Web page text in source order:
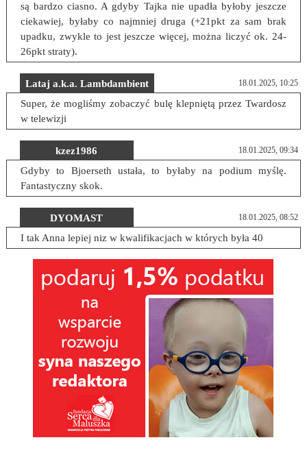
są bardzo ciasno. A gdyby Tajka nie upadła byłoby jeszcze
ciekawiej, byłaby co najmniej druga (+21pkt za sam brak
upadku, zwykle to jest jeszcze więcej, można liczyć ok. 24-
26pkt straty).
Lataj a.k.a. Lambdambient 18.01.2025, 10:25
Super, że mogliśmy zobaczyć bulę klepniętą przez Twardosz
w telewizji
kzez1986 18.01.2025, 09:34
Gdyby to Bjoerseth ustała, to byłaby na podium myślę.
Fantastyczny skok.
DYOMAST 18.01.2025, 08:52
I tak Anna lepiej niz w kwalifikacjach w których była 40